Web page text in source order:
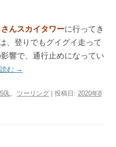
んスカイタワーに行ってき
、登りでもグイグイ走って
響で、通行止めになってい
む →
、 ツーリング | 投稿日: 2020年8